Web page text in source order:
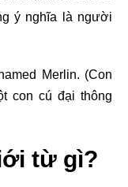
ý nghĩa là người
Merlin. (Con
con cú đại thông
từ gì?